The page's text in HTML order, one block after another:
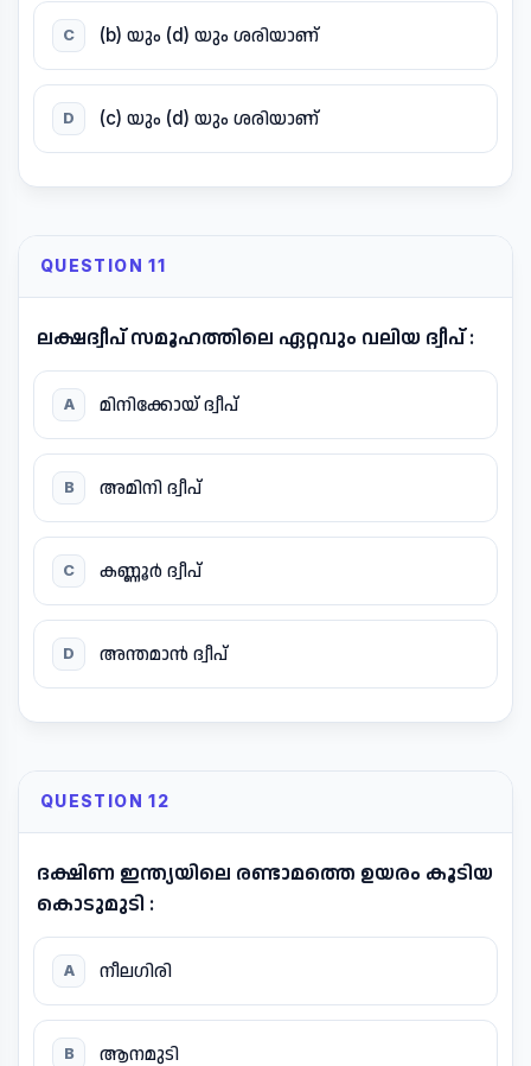
C (b) യും (d) യും ശരിയാണ്
D (c) യും (d) യും ശരിയാണ്
QUESTION 11
ലക്ഷദ്വീപ് സമൂഹത്തിലെ ഏറ്റവും വലിയ ദ്വീപ് :
A മിനിക്കോയ് ദ്വീപ്
B അമിനി ദ്വീപ്
C കണ്ണൂർ ദ്വീപ്
D അന്തമാൻ ദ്വീപ്
QUESTION 12
ദക്ഷിണ ഇന്ത്യയിലെ രണ്ടാമത്തെ ഉയരം കൂടിയ
കൊടുമുടി :
A നീലഗിരി
B ആനമുടി